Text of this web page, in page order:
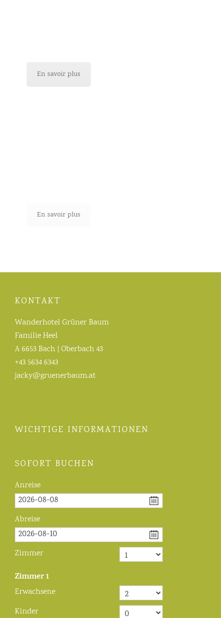
En savoir plus
En savoir plus
KONTAKT
Wanderhotel Grüner Baum
Familie Heel
A 6653 Bach | Oberbach 43
+43 5634 6343
jacky@gruenerbaum.at
WICHTIGE INFORMATIONEN
SOFORT BUCHEN
Anreise
Abreise
Zimmer
Zimmer1
Erwachsene
Kinder